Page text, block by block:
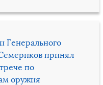
Генерального
принял
по
оружия